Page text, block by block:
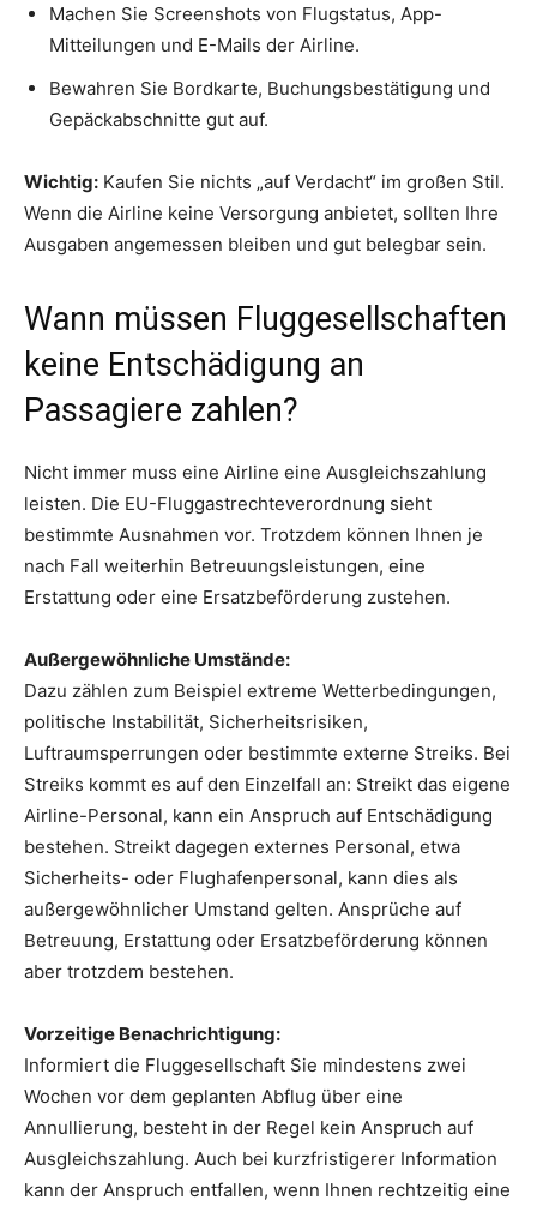
Machen Sie Screenshots von Flugstatus, App-
Mitteilungen und E-Mails der Airline.
Bewahren Sie Bordkarte, Buchungsbestätigung und
Gepäckabschnitte gut auf.
Wichtig: Kaufen Sie nichts „auf Verdacht“ im großen Stil.
Wenn die Airline keine Versorgung anbietet, sollten Ihre
Ausgaben angemessen bleiben und gut belegbar sein.
Wann müssen Fluggesellschaften
keine Entschädigung an
Passagiere zahlen?
Nicht immer muss eine Airline eine Ausgleichszahlung
leisten. Die EU-Fluggastrechteverordnung sieht
bestimmte Ausnahmen vor. Trotzdem können Ihnen je
nach Fall weiterhin Betreuungsleistungen, eine
Erstattung oder eine Ersatzbeförderung zustehen.
Außergewöhnliche Umstände:
Dazu zählen zum Beispiel extreme Wetterbedingungen,
politische Instabilität, Sicherheitsrisiken,
Luftraumsperrungen oder bestimmte externe Streiks. Bei
Streiks kommt es auf den Einzelfall an: Streikt das eigene
Airline-Personal, kann ein Anspruch auf Entschädigung
bestehen. Streikt dagegen externes Personal, etwa
Sicherheits- oder Flughafenpersonal, kann dies als
außergewöhnlicher Umstand gelten. Ansprüche auf
Betreuung, Erstattung oder Ersatzbeförderung können
aber trotzdem bestehen.
Vorzeitige Benachrichtigung:
Informiert die Fluggesellschaft Sie mindestens zwei
Wochen vor dem geplanten Abflug über eine
Annullierung, besteht in der Regel kein Anspruch auf
Ausgleichszahlung. Auch bei kurzfristigerer Information
kann der Anspruch entfallen, wenn Ihnen rechtzeitig eine